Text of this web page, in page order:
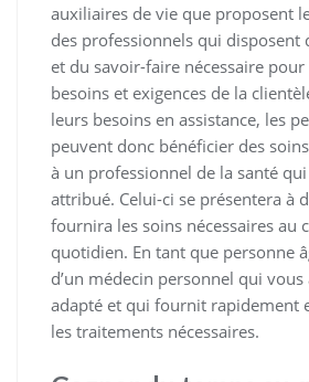
auxiliaires de vie que proposent
des professionnels qui disposent
et du savoir-faire nécessaire
besoins et exigences de la
leurs besoins en assistance, les
peuvent donc bénéficier des
à un professionnel de la santé
attribué. Celui-ci se présentera à
fournira les soins nécessaires au
quotidien. En tant que personne
d’un médecin personnel qui
adapté et qui fournit rapidement
les traitements nécessaires.